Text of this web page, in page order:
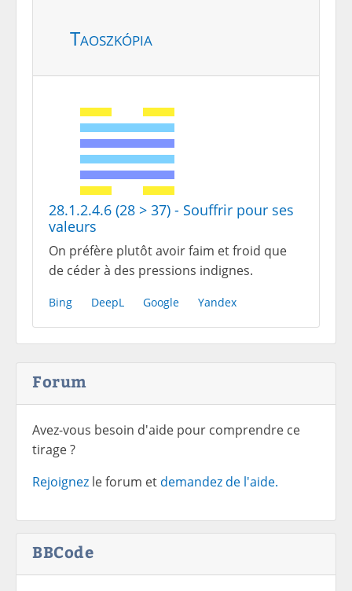
Taoszkópia
28.1.2.4.6 (28 > 37) - Souffrir pour ses
valeurs
On préfère plutôt avoir faim et froid que
de céder à des pressions indignes.
Bing DeepL Google Yandex
Forum
Avez-vous besoin d'aide pour comprendre ce
tirage ?
Rejoignez le forum et demandez de l'aide.
BBCode